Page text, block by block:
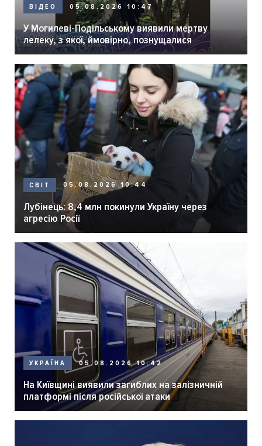
ВІДЕО 05.08.2026 10:47
У Могилеві-Подільському виявили мертву
лелеку, з якої, ймовірно, познущалися
СВІТ 05.08.2026 10:44
Лубінець: 8,4 млн покинули Україну через
агресію Росії
УКРАЇНА 05.08.2026 10:42
На Київщині виявили загиблих на залізничній
платформі після російської атаки